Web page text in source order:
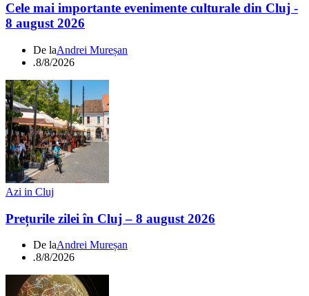
Cele mai importante evenimente culturale din Cluj -
8 august 2026
De laAndrei Mureșan
.8/8/2026
Azi in Cluj
Prețurile zilei în Cluj – 8 august 2026
De laAndrei Mureșan
.8/8/2026